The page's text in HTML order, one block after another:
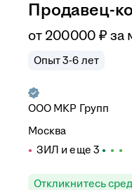
Продавец-
от 200 000 ₽ за
Опыт 3-6 лет
ООО МКР Групп
Москва
ЗИЛ и еще 3
Откликнитесь